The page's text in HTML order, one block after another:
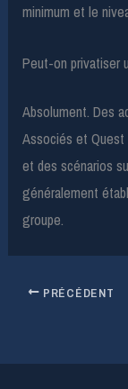
minimum et le
Peut-on privatiser
Absolument. Des
Associés et Quest
et des scénarios
généralement
groupe.
PRÉCÉDENT